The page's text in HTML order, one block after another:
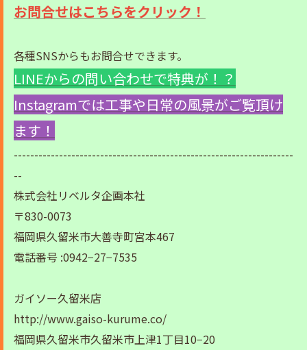
お問合せはこちらをクリック！
各種SNSからもお問合せできます。
LINEからの問い合わせで特典が！？
Instagramでは工事や日常の風景がご覧頂け
ます！
--------------------------------------------------------------------
--
株式会社リベルタ企画本社
〒830-0073
福岡県久留米市大善寺町宮本467
電話番号 :0942−27−7535
ガイソー久留米店
http://www.gaiso-kurume.co/
福岡県久留米市久留米市上津1丁目10−20